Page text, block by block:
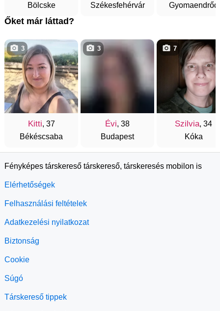
Bölcske
Székesfehérvár
Gyomaendrőd
Őket már láttad?
Kitti, 37
Békéscsaba
3
Évi, 38
Budapest
3
Szilvia, 34
Kóka
7
Fényképes társkereső társkereső, társkeresés mobilon is
Elérhetőségek
Felhasználási feltételek
Adatkezelési nyilatkozat
Biztonság
Cookie
Súgó
Társkereső tippek